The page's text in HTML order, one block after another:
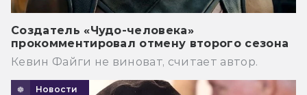
Создатель «Чудо-человека»
прокомментировал отмену второго сезона
Кевин Файги не виноват, считает автор.
Новости